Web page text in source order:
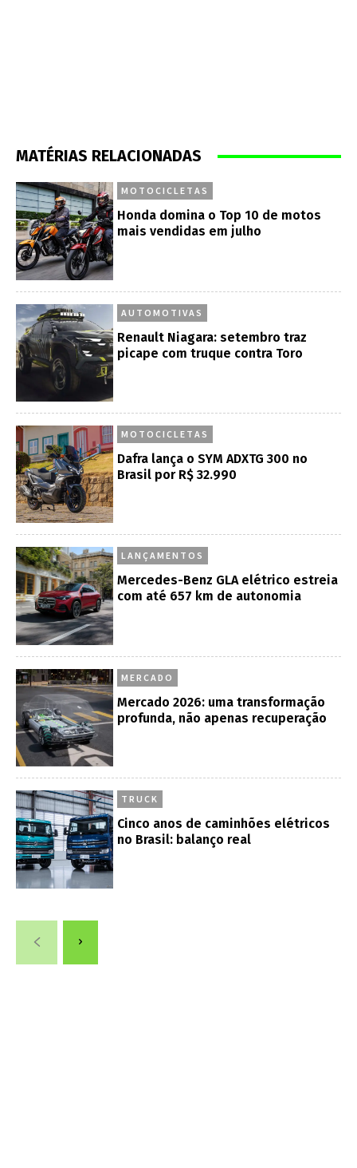
MATÉRIAS RELACIONADAS
MOTOCICLETAS
Honda domina o Top 10 de motos
mais vendidas em julho
AUTOMOTIVAS
Renault Niagara: setembro traz
picape com truque contra Toro
MOTOCICLETAS
Dafra lança o SYM ADXTG 300 no
Brasil por R$ 32.990
LANÇAMENTOS
Mercedes-Benz GLA elétrico estreia
com até 657 km de autonomia
MERCADO
Mercado 2026: uma transformação
profunda, não apenas recuperação
TRUCK
Cinco anos de caminhões elétricos
no Brasil: balanço real